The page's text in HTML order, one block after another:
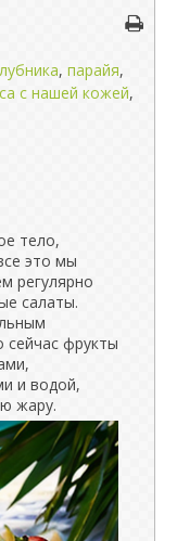
, парайя,
с нашей кожей,
тело,
это мы
регулярно
салаты.
сейчас фрукты
и водой,
жару.